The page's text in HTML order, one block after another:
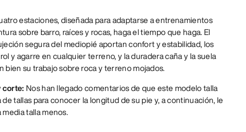
estaciones, diseñada para adaptarse a entrenamientos
sobre barro, raíces y rocas, haga el tiempo que haga. El
segura del mediopié aportan confort y estabilidad, los
y agarre en cualquier terreno, y la duradera caña y la suela
bien su trabajo sobre roca y terreno mojados.
corte: Nos han llegado comentarios de que este modelo talla
tallas para conocer la longitud de su pie y, a continuación, le
talla menos.